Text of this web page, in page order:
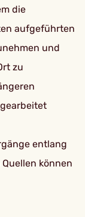
die
aufgeführten
und
zu
entlang
können